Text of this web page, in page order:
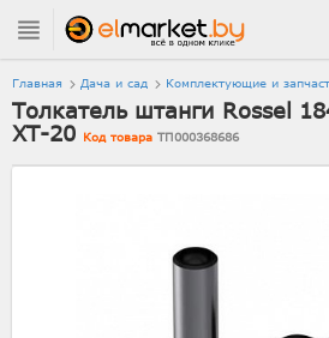
Главная Дача и сад Комплектующие и
Толкатель штанги Rossel
XT-20 Код товара ТП000368686